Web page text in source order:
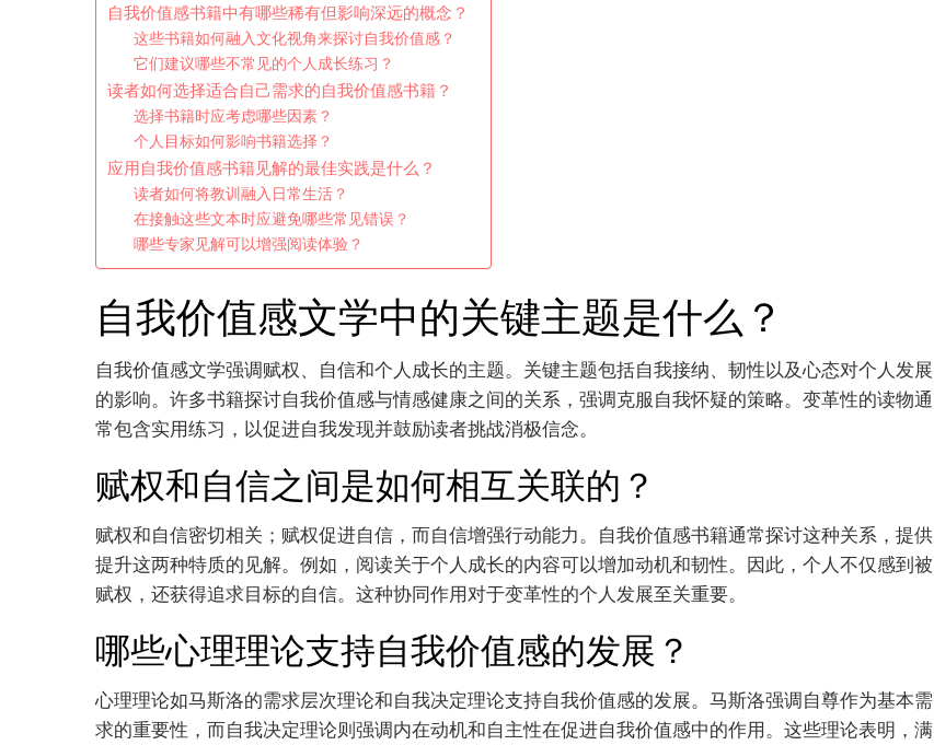
自我价值感书籍中有哪些稀有但影响深远的概念？
这些书籍如何融入文化视角来探讨自我价值感？
它们建议哪些不常见的个人成长练习？
读者如何选择适合自己需求的自我价值感书籍？
选择书籍时应考虑哪些因素？
个人目标如何影响书籍选择？
应用自我价值感书籍见解的最佳实践是什么？
读者如何将教训融入日常生活？
在接触这些文本时应避免哪些常见错误？
哪些专家见解可以增强阅读体验？
自我价值感文学中的关键主题是什么？
自我价值感文学强调赋权、自信和个人成长的主题。关键主题包括自我接纳、韧性以及心态对个人发展
的影响。许多书籍探讨自我价值感与情感健康之间的关系，强调克服自我怀疑的策略。变革性的读物通
常包含实用练习，以促进自我发现并鼓励读者挑战消极信念。
赋权和自信之间是如何相互关联的？
赋权和自信密切相关；赋权促进自信，而自信增强行动能力。自我价值感书籍通常探讨这种关系，提供
提升这两种特质的见解。例如，阅读关于个人成长的内容可以增加动机和韧性。因此，个人不仅感到被
赋权，还获得追求目标的自信。这种协同作用对于变革性的个人发展至关重要。
哪些心理理论支持自我价值感的发展？
心理理论如马斯洛的需求层次理论和自我决定理论支持自我价值感的发展。马斯洛强调自尊作为基本需
求的重要性，而自我决定理论则强调内在动机和自主性在促进自我价值感中的作用。这些理论表明，满